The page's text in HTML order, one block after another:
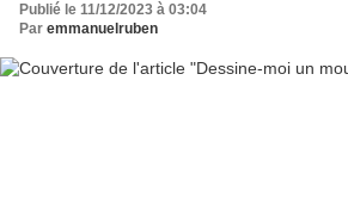
Publié le 11/12/2023 à 03:04
Par emmanuelruben